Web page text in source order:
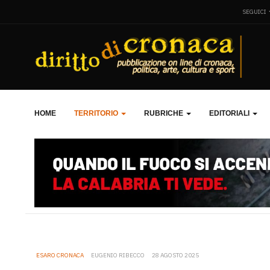
SEGUICI
HOME TERRITORIO RUBRICHE EDITORIALI
ESARO CRONACA EUGENIO RIBECCO 28 AGOSTO 2025